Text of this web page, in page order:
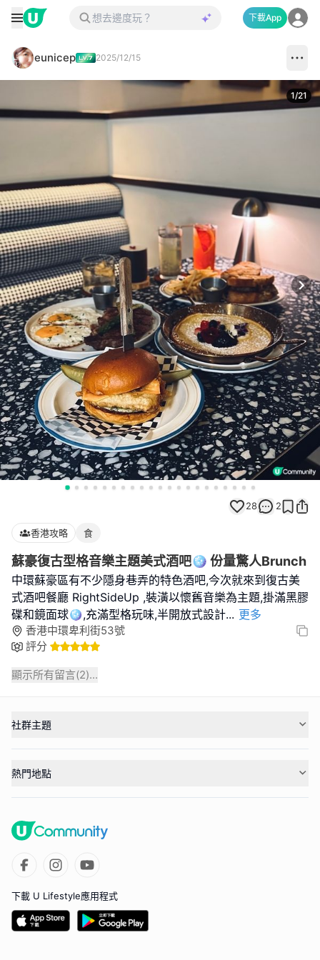
下載App
eunicep 2025/12/15
1/21
28 2
香港攻略 食
蘇豪復古型格音樂主題美式酒吧🪩 份量驚人Brunch
中環蘇豪區有不少隱身巷弄的特色酒吧,今次就來到復古美
式酒吧餐廳 RightSideUp ,裝潢以懷舊音樂為主題,掛滿黑膠
碟和鏡面球🪩,充滿型格玩味,半開放式設計... 更多
香港中環卑利街53號
評分
顯示所有留言(2)...
社群主題
熱門地點
下載 U Lifestyle應用程式